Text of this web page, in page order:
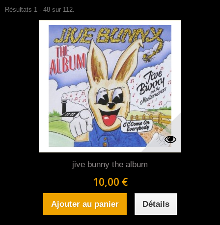
Résultats 1 - 48 sur 112.
jive bunny the album
10,00 €
Ajouter au panier Détails